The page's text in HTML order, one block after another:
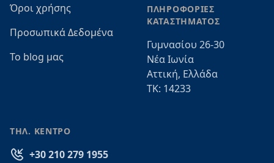
Όροι χρήσης
Προσωπικά Δεδομένα
Το blog μας
ΠΛΗΡΟΦΟΡΙΕΣ
ΚΑΤΑΣΤΗΜΑΤΟΣ
Γυμνασίου 26-30
Νέα Ιωνία
Αττική, Ελλάδα
ΤΚ: 14233
ΤΗΛ. ΚΕΝΤΡΟ
+30 210 279 1955